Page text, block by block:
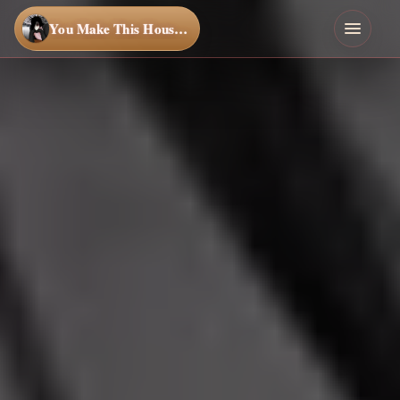
You Make This House a Home